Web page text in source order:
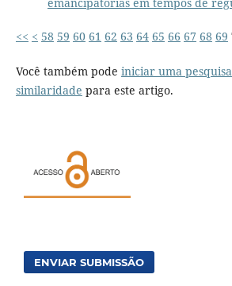
<< < 58 59 60 61 62 63 64 65 66 67 68 69
Você também pode iniciar uma
similaridade para este artigo.
ENVIAR SUBMISSÃO